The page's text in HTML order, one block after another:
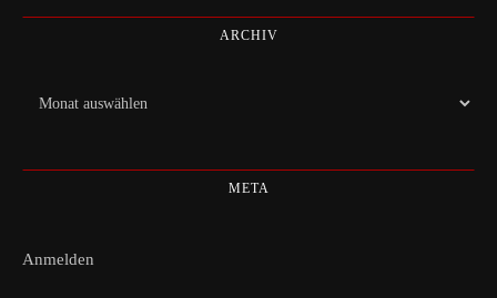
ARCHIV
Archiv
META
Anmelden